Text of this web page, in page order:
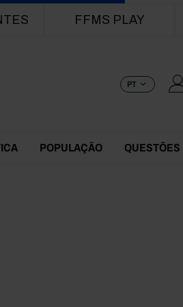
FFMS PLAY
PT
POPULAÇÃO QUESTÕES